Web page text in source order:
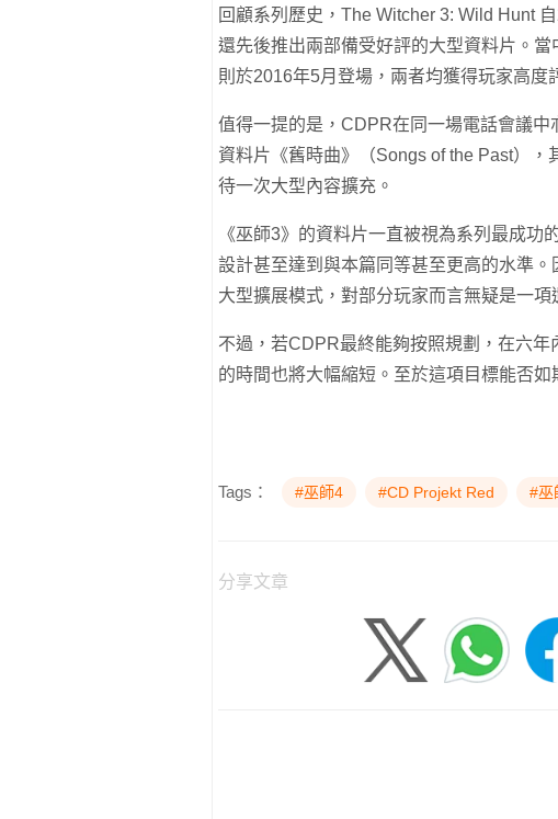
回顧系列歷史，The Witcher 3: Wild Hunt
還先後推出兩部備受好評的大型資料片。
則於2016年5月登場，兩者均獲得玩家高度
值得一提的是，CDPR在同一場電話會議
資料片《舊時曲》（Songs of the Past）
待一次大型內容擴充。
《巫師3》的資料片一直被視為系列最成
設計甚至達到與本篇同等甚至更高的水準
大型擴展模式，對部分玩家而言無疑是一項
不過，若CDPR最終能夠按照規劃，在六
的時間也將大幅縮短。至於這項目標能否
Tags： #巫師4 #CD Projekt Red #巫
分享文章